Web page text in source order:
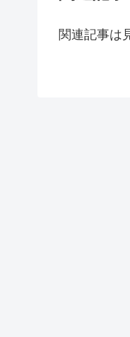
関連記事は